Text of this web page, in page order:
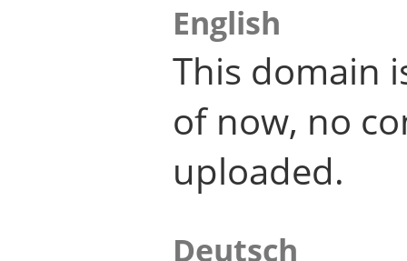
English
This domain
of now, no
uploaded.
Deutsch